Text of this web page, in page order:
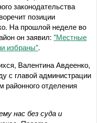
законодательства
позиции
На прошлой неделе во
он заявил: "Местные
избраны".
Валентина Авдеенко,
с главой администрации
районного отделения
нас без суда и